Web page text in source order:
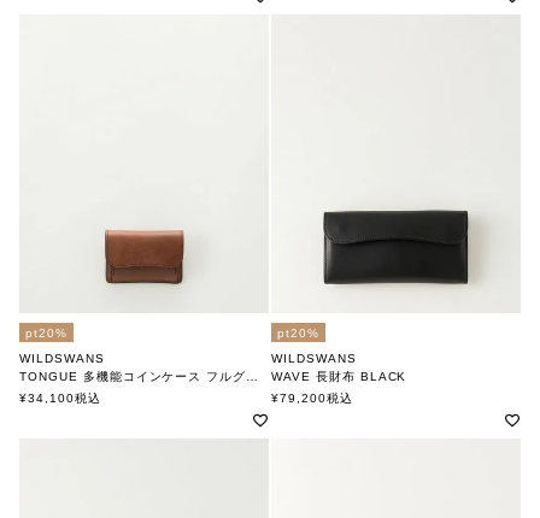
pt20%
WILDSWANS
TONGUE 多機能コインケース フルグレイン DARK STAIN
ワイルドスワンズ
¥34,100税込
pt20%
WILDSWANS
WAVE 長財布 BLACK
ワイルドスワンズ
¥79,200税込